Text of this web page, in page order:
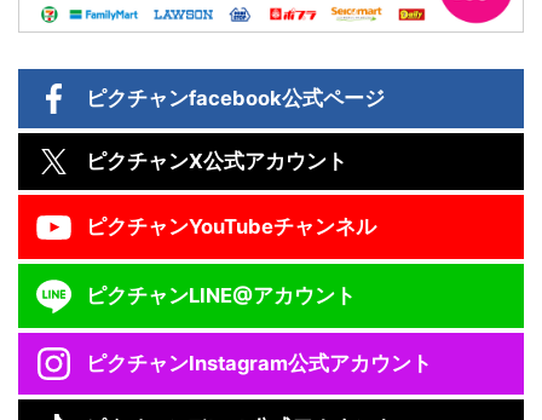
ピクチャンfacebook公式ページ
ピクチャンX公式アカウント
ピクチャンYouTubeチャンネル
ピクチャンLINE@アカウント
ピクチャンInstagram公式アカウント